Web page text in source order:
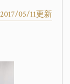
2017/05/11更新